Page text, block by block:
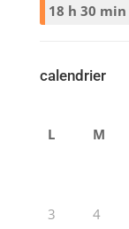
18 h 30 min
calendrier
L M
3 4